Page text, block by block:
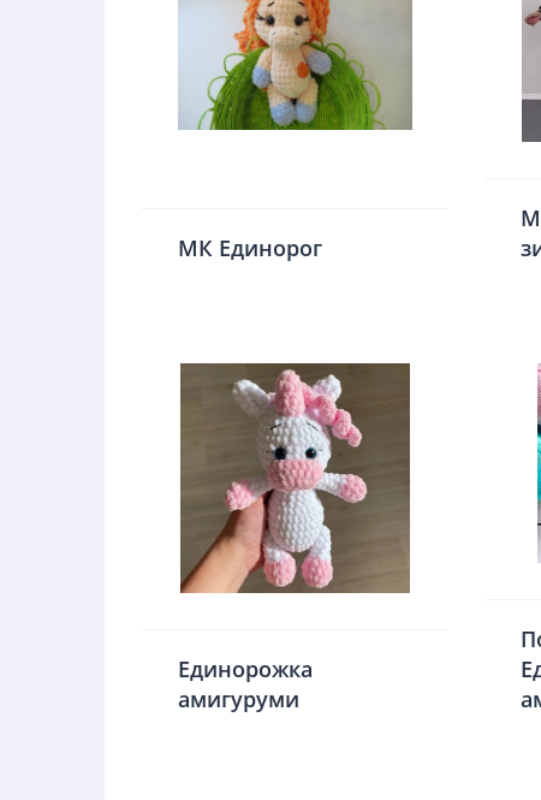
МК Единорог
Единорожка
амигуруми